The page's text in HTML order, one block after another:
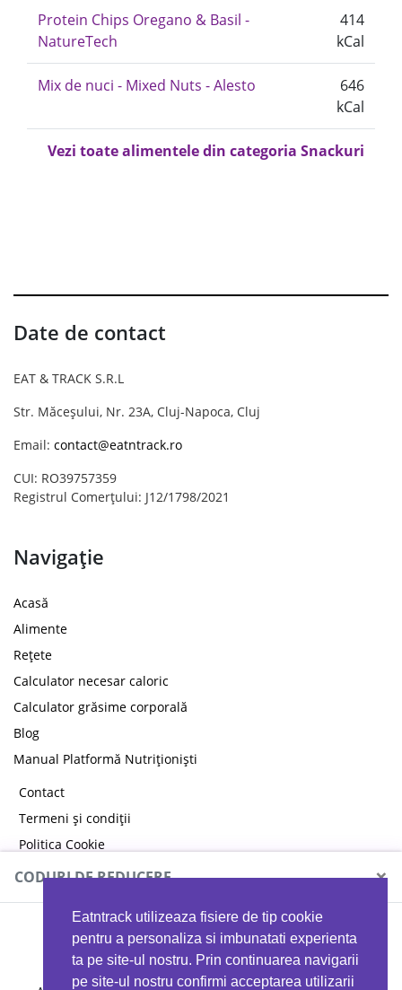
Eatntrack utilizeaza fisiere de tip cookie
pentru a personaliza si imbunatati experienta
ta pe site-ul nostru. Prin continuarea navigarii
pe site-ul nostru confirmi acceptarea utilizarii
Protein Chips Oregano & Basil -
NatureTech
414
kCal
Mix de nuci - Mixed Nuts - Alesto
646
kCal
Vezi toate alimentele din categoria Snackuri
Date de contact
EAT & TRACK S.R.L
Str. Măceșului, Nr. 23A, Cluj-Napoca, Cluj
Email: contact@eatntrack.ro
CUI: RO39757359
Registrul Comerțului: J12/1798/2021
Navigație
Acasă
Alimente
Rețete
Calculator necesar caloric
Calculator grăsime corporală
Blog
Manual Platformă Nutriționiști
Contact
Termeni și condiții
Politica Cookie
Politica de confidențialitate
CODURI DE REDUCERE ×
MYPROTEIN